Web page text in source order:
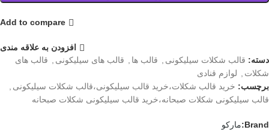
Add to compare
افزودن به علاقه مندی
دسته: قالب شکلات سیلیکونی قالب ها قالب های سیلیکونی
قالب های
شکلات
لوازم قنادی
برچسب: خرید قالب شکلات،خرید قالب سیلیکونی،قالب شکلات سیلیکونی
قالب سیلیکونی شکلات صبحانه،خرید قالب سیلیکونی شکلات صبحانه
Brand: مارکو